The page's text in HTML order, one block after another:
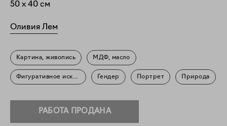
50 x 40 см
Оливия Лем
Картина, живопись МДФ, масло
Фигуративное искусство Гендер Портрет Природа
РАБОТА ПРОДАНА